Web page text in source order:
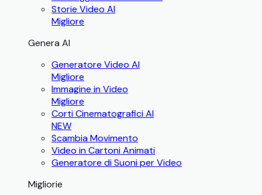
Storie Video AI
Migliore
Genera AI
Generatore Video AI
Migliore
Immagine in Video
Migliore
Corti Cinematografici AI
NEW
Scambia Movimento
Video in Cartoni Animati
Generatore di Suoni per Video
Migliorie